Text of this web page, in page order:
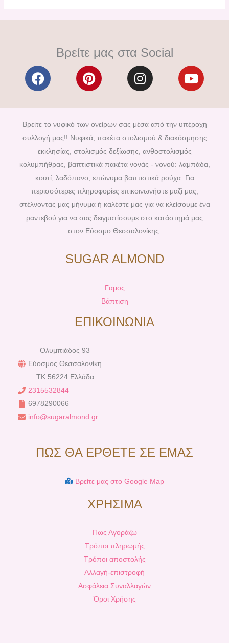
Βρείτε μας στα Social
F
a
e
b
o
o
k
P
i
t
e
r
e
s
I
n
t
a
g
r
a
m
Y
o
t
u
b
e
Βρείτε το νυφικό των ονείρων σας μέσα από την υπέροχη
συλλογή μας!! Νυφικά, πακέτα στολισμού & διακόσμησης
εκκλησίας, στολισμός δεξίωσης, ανθοστολισμός
κολυμπήθρας, βαπτιστικά πακέτα νονάς - νονού: λαμπάδα,
κουτί, λαδόπανο, επώνυμα βαπτιστικά ρούχα. Για
περισσότερες πληροφορίες επικοινωνήστε μαζί μας,
στέλνοντας μας μήνυμα ή καλέστε μας για να κλείσουμε ένα
ραντεβού για να σας δειγματίσουμε στο κατάστημά μας
στον Εύοσμο Θεσσαλονίκης.
SUGAR ALMOND
Γαμος
Βάπτιση
ΕΠΙΚΟΙΝΩΝΙΑ
Ολυμπιάδος 93
Εύοσμος Θεσσαλονίκη
TK 56224 Ελλάδα
2315532844
6978290066
info@sugaralmond.gr
ΠΩΣ ΘΑ ΕΡΘΕΤΕ ΣΕ ΕΜΑΣ
Βρείτε μας στο Google Map
ΧΡΗΣΙΜΑ
Πως Αγοράζω
Τρόποι πληρωμής
Τρόποι αποστολής
Αλλαγή-επιστροφή
Ασφάλεια Συναλλαγών
Όροι Χρήσης